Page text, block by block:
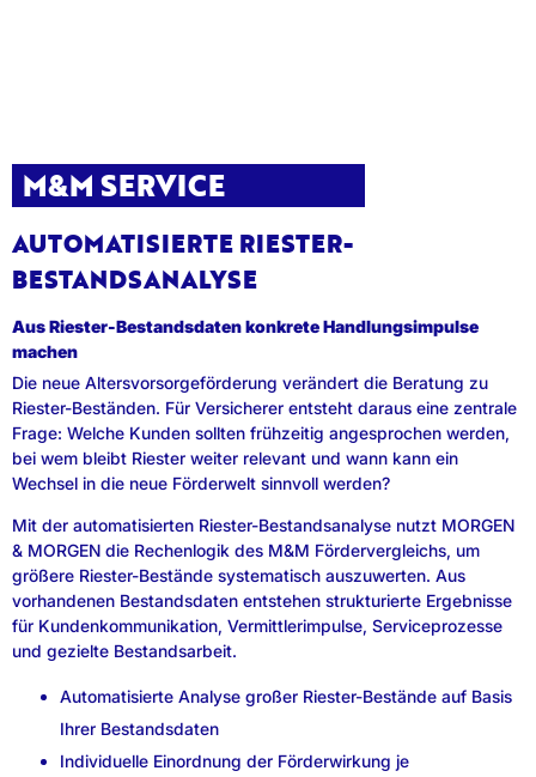
M&M SERVICE
AUTOMATISIERTE RIESTER-
BESTANDSANALYSE
Aus Riester-Bestandsdaten konkrete Handlungsimpulse
machen
Die neue Altersvorsorgeförderung verändert die Beratung zu
Riester-Beständen. Für Versicherer entsteht daraus eine zentrale
Frage: Welche Kunden sollten frühzeitig angesprochen werden,
bei wem bleibt Riester weiter relevant und wann kann ein
Wechsel in die neue Förderwelt sinnvoll werden?
Mit der automatisierten Riester-Bestandsanalyse nutzt MORGEN
& MORGEN die Rechenlogik des M&M Fördervergleichs, um
größere Riester-Bestände systematisch auszuwerten. Aus
vorhandenen Bestandsdaten entstehen strukturierte Ergebnisse
für Kundenkommunikation, Vermittlerimpulse, Serviceprozesse
und gezielte Bestandsarbeit.
Automatisierte Analyse großer Riester-Bestände auf Basis
Ihrer Bestandsdaten
Individuelle Einordnung der Förderwirkung je